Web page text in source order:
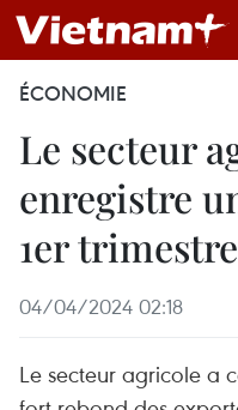
ÉCONOMIE
Le secteur
enregistre
1er trimestre
04/04/2024 02:18
Le secteur agricole a